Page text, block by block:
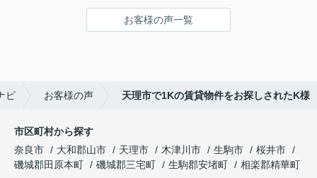
鍵の受け取りのときに、また元気(o・・o)/~お店に
お客様の声一覧
ビ お客様の声 天理市で1Kの賃貸物件をお探しされたK様
市区町村から探す
奈良市
大和郡山市 天理市 木津川市 生駒市
桜井市
磯城郡田原本町
磯城郡三宅町 生駒郡安堵町
相楽郡精華町